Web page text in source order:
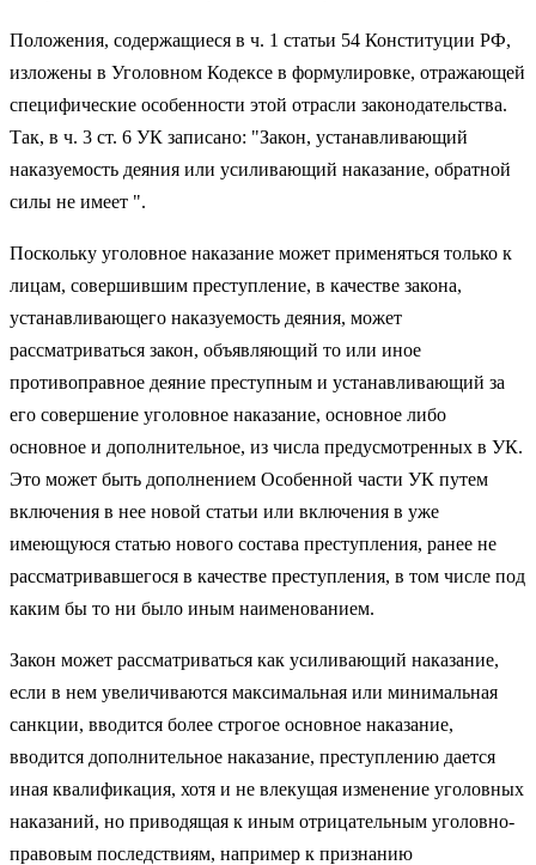
Положения, содержащиеся в ч. 1 статьи 54 Конституции РФ,
изложены в Уголовном Кодексе в формулировке, отражающей
специфические особенности этой отрасли законодательства.
Так, в ч. 3 ст. 6 УК записано: "Закон, устанавливающий
наказуемость деяния или усиливающий наказание, обратной
силы не имеет ".
Поскольку уголовное наказание может применяться только к
лицам, совершившим преступление, в качестве закона,
устанавливающего наказуемость деяния, может
рассматриваться закон, объявляющий то или иное
противоправное деяние преступным и устанавливающий за
его совершение уголовное наказание, основное либо
основное и дополнительное, из числа предусмотренных в УК.
Это может быть дополнением Особенной части УК путем
включения в нее новой статьи или включения в уже
имеющуюся статью нового состава преступления, ранее не
рассматривавшегося в качестве преступления, в том числе под
каким бы то ни было иным наименованием.
Закон может рассматриваться как усиливающий наказание,
если в нем увеличиваются максимальная или минимальная
санкции, вводится более строгое основное наказание,
вводится дополнительное наказание, преступлению дается
иная квалификация, хотя и не влекущая изменение уголовных
наказаний, но приводящая к иным отрицательным уголовно-
правовым последствиям, например к признанию